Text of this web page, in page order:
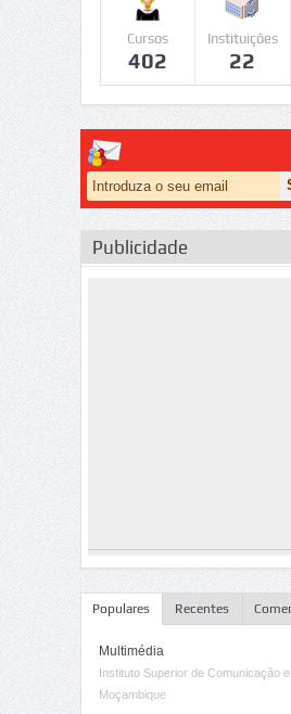
Cursos
402
Instituições
22
Publicidade
Populares Recentes
Multimédia
Instituto Superior de Comunicação
Moçambique